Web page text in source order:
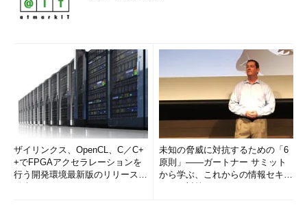
ザイリンクス、OpenCL、C／C+
+でFPGAアクセラレーションを
行う開発環境最新版のリリースを
未知の脅威に対抗するための「6
原則」――ガートナー サミット
から学ぶ、これからの情報セキュ